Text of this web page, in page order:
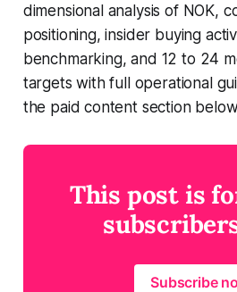
dimensional analysis of NOK,
positioning, insider buying
benchmarking, and 12 to 24
targets with full operational
the paid content section
This post is
Subscribe